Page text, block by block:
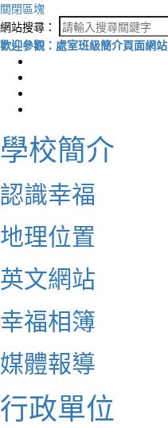
關閉區塊
網站搜尋：
歡迎參觀：處室班級簡介頁面網站
學校簡介
認識幸福
地理位置
英文網站
幸福相簿
媒體報導
行政單位